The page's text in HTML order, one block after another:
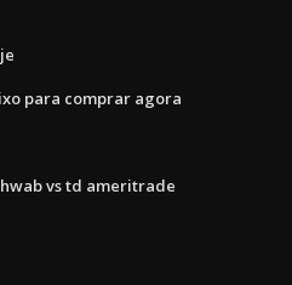
para comprar agora
vs td ameritrade